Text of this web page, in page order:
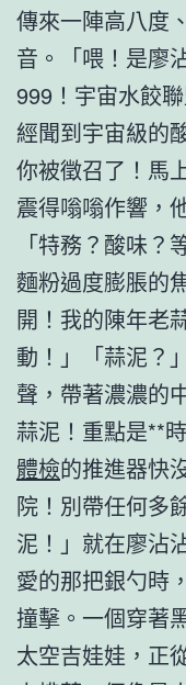
傳來一陣高八度
音。「喂！是廖
999！宇宙水餃
經聞到宇宙級的
你被徵召了！馬
震得嗡嗡作響，
「特務？酸味
麵粉過度膨脹的
開！我的陳年老
動！」「蒜泥？
聲，帶著濃濃的
蒜泥！重點是**
體檢的推進器快
院！別帶任何
泥！」就在廖沾
愛的那把銀勺時
撞擊。一個穿著
太空吉娃娃，正